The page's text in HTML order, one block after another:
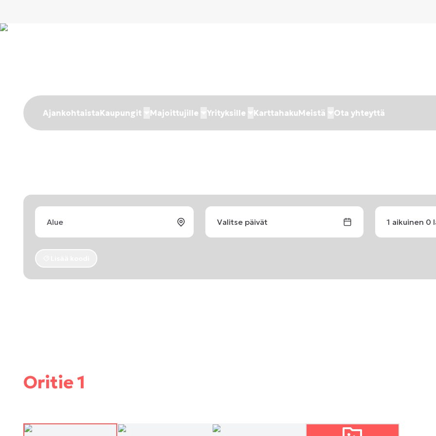
AjankohtaistaKaupungit Majoittujille Yrityksille KarttahakuMeistä Ota yhteyttä
Valitse päivät 1 aikuinen 0
Oritie 1